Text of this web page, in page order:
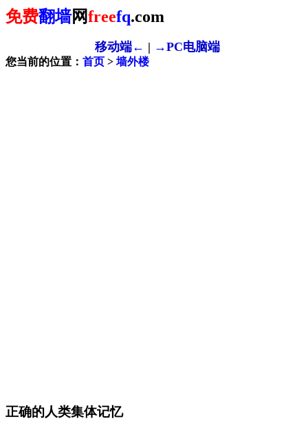
免费翻墙网freefq.com
移动端← | →PC电脑端
您当前的位置： 首页 > 墙外楼
正确的人类集体记忆